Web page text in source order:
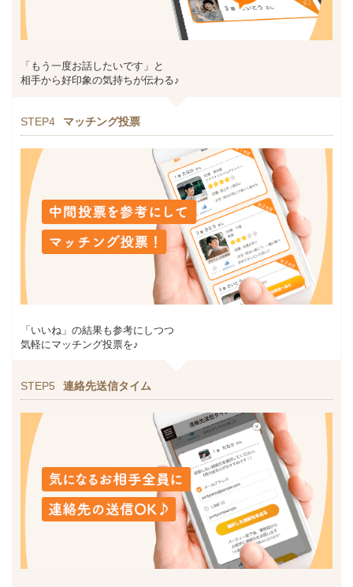
「もう一度お話したいです」と
相手から好印象の気持ちが伝わる♪
STEP4 マッチング投票
「いいね」の結果も参考にしつつ
気軽にマッチング投票を♪
STEP5 連絡先送信タイム